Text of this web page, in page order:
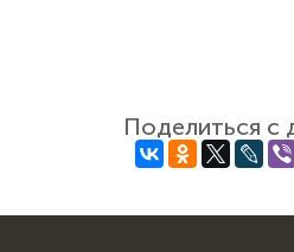
Поделиться с